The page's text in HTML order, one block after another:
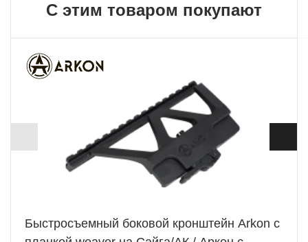
С этим товаром покупают
Быстросъемный боковой кронштейн Arkon с